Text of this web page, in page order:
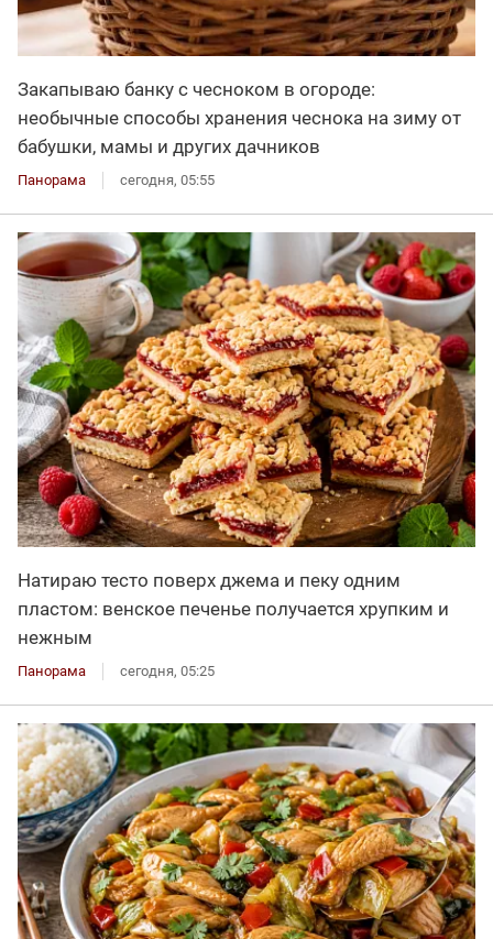
Закапываю банку с чесноком в огороде:
необычные способы хранения чеснока на зиму от
бабушки, мамы и других дачников
Панорама сегодня, 05:55
Натираю тесто поверх джема и пеку одним
пластом: венское печенье получается хрупким и
нежным
Панорама сегодня, 05:25